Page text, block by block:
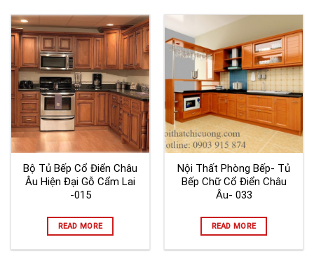
Bộ Tủ Bếp Cổ Điển Châu
Âu Hiện Đại Gỗ Cẩm Lai
-015
READ MORE
Nội Thất Phòng Bếp- Tủ
Bếp Chữ Cổ Điển Châu
Âu- 033
READ MORE